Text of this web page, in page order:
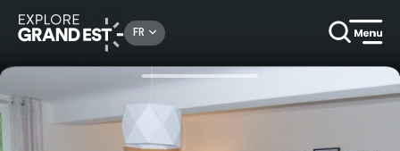
FR
Locations de vacances Gîte de la Noue (maison de caractère)